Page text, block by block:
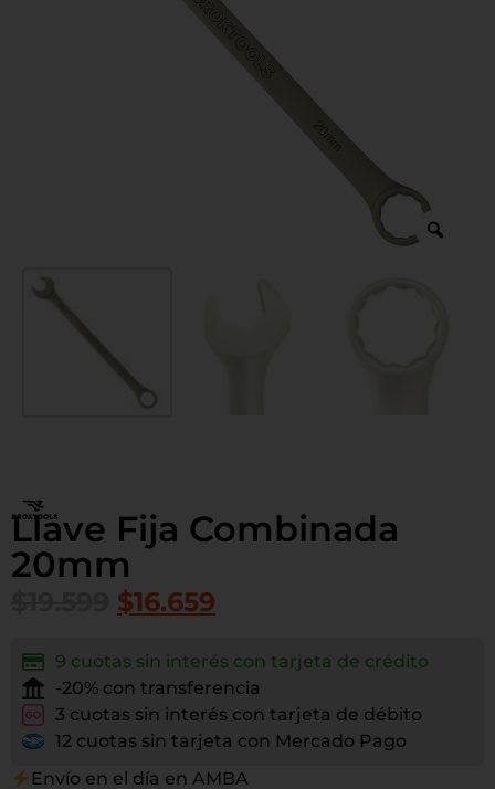
Llave Fija Combinada
20mm
$16.659
9 cuotas sin interés con tarjeta de crédito
-20% con transferencia
3 cuotas sin interés con tarjeta de débito
12 cuotas sin tarjeta con Mercado Pago
Envío en el día en AMBA